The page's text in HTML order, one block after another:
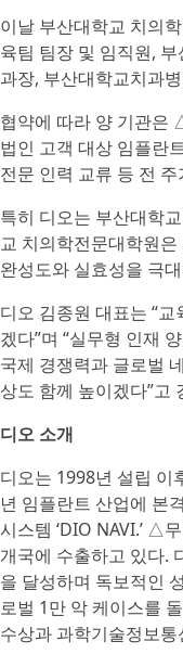
이날 부산대학교 치의
육팀 팀장 및 임직원,
과장, 부산대학교치과
협약에 따라 양 기관은
법인 고객 대상 임플란
전문 인력 교류 등 전
특히 디오는 부산대학
교 치의학전문대학원
완성도와 실효성을 극
디오 김종원 대표는 “
겠다”며 “실무형 인재
국제 경쟁력과 글로벌
상도 함께 높이겠다”고
디오 소개
디오는 1998년 설립 이
년 임플란트 산업에 본
시스템 ‘DIO NAVI.’ △
개국에 수출하고 있다.
을 달성하며 독보적인
로벌 1만 악 케이스를
수상과 과학기술정보통